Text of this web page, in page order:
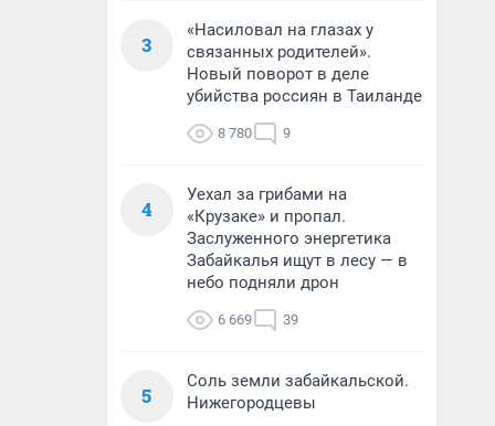
3
«Насиловал на глазах у
связанных родителей».
Новый поворот в деле
убийства россиян в Таиланде
8 780 9
4
Уехал за грибами на
«Крузаке» и пропал.
Заслуженного энергетика
Забайкалья ищут в лесу — в
небо подняли дрон
6 669 39
5
Соль земли забайкальской.
Нижегородцевы